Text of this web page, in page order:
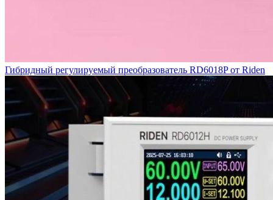
Гибридный регулируемый преобразователь RD6018P от Riden